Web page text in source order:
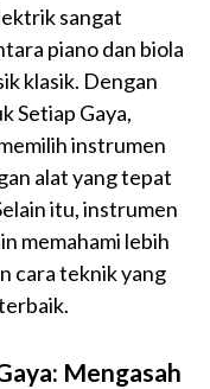
sangat
piano dan biola
klasik. Dengan
Setiap Gaya,
instrumen
alat yang tepat
itu, instrumen
memahami lebih
cara teknik yang
Mengasah